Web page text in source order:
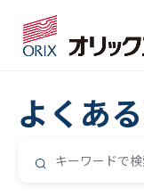
よくあ